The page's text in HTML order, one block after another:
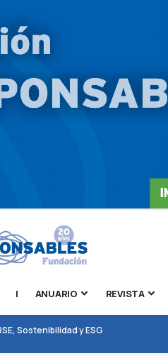
| ANUARIO REVISTA
Sostenibilidad y ESG